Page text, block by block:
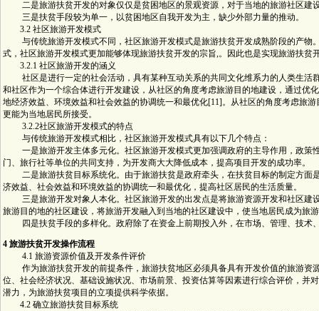
二是旅游扶贫开发的对象仅仅是贫困地区的景观资源，对于当地的旅游社区建
三是扶贫手段较为单一，以贫困地区自我开发为主，缺少外部力量的推动。
3.2 社区旅游开发模式
与传统旅游开发模式不同，社区旅游开发模式是旅游扶贫开发成熟阶段的产物
式，社区旅游开发模式更加能够体现旅游扶贫开发的宗旨,。因此也是实现旅游扶贫
3.2.1 社区旅游开发的涵义
社区是进行一定的社会活动，具有某种互动关系的共同文化维系力的人类生活
和社区作为一个综合体进行开发建设，从社区的角度考虑旅游目的地建设，通过优
地经济效益、环境效益和社会效益的协调统一和最优化[11]。从社区的角度考虑旅
更能为当地居民所接受。
3.2.2社区旅游开发模式的特点
与传统旅游开发模式相比，社区旅游开发模式具有以下几个特点：
一是旅游开发主体多元化。社区旅游开发模式更加强调政府的主导作用，政策
门、旅行社等单位的共同支持，为开发商大大降低成本，提高项目开发的成功率。
二是旅游扶贫目标系统化。由于旅游扶贫是政府牵头，在扶贫目标的制定方面
济效益、社会效益和环境效益的协调统一和最优化，提高社区居民的生活质量。
三是旅游开发对象人本化。社区旅游开发的出发点是将旅游资源开发和社区建
旅游目的地的社区建设，将旅游开发融入到当地的社区建设中，使当地居民成为旅
四是扶贫手段的多样化。政府除了在资金上前期投入外，在市场、管理、技术
4 旅游扶贫开发操作流程
4.1 旅游资源价值及开发条件评价
作为旅游扶贫开发的前提条件，旅游扶贫地区必须具备具有开发价值的旅游资
位、社会经济状况、基础设施状况、市场前景、投资估算等因素进行综合评价，并
潜力，为旅游扶贫项目的立项提供科学依据。
4.2 确立旅游扶贫目标系统